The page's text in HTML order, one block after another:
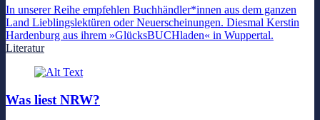
In unserer Reihe empfehlen Buchhändler*innen aus dem ganzen
Land Lieblingslektüren oder Neuerscheinungen. Diesmal Kerstin
Hardenburg aus ihrem »GlücksBUCHladen« in Wuppertal.
Literatur
Was liest NRW?